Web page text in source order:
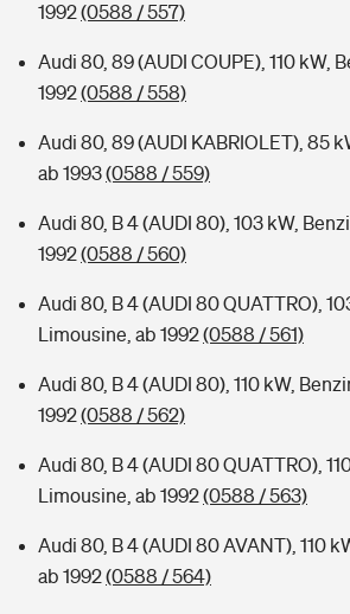
1992(0588 / 557)
Audi 80, 89 (AUDI COUPE), 110 kW,
1992(0588 / 558)
Audi 80, 89 (AUDI KABRIOLET), 85
ab 1993(0588 / 559)
Audi 80, B 4 (AUDI 80), 103 kW,
1992(0588 / 560)
Audi 80, B 4 (AUDI 80 QUATTRO),
Limousine, ab 1992(0588 / 561)
Audi 80, B 4 (AUDI 80), 110 kW,
1992(0588 / 562)
Audi 80, B 4 (AUDI 80 QUATTRO),
Limousine, ab 1992(0588 / 563)
Audi 80, B 4 (AUDI 80 AVANT), 110
ab 1992(0588 / 564)